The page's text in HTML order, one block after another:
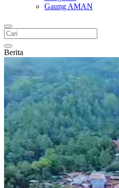
Gaung AMAN
Berita